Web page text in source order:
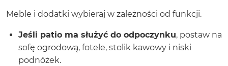
Meble i dodatki wybieraj w zależności od funkcji.
Jeśli patio ma służyć do odpoczynku, postaw na
sofę ogrodową, fotele, stolik kawowy i niski
podnóżek.